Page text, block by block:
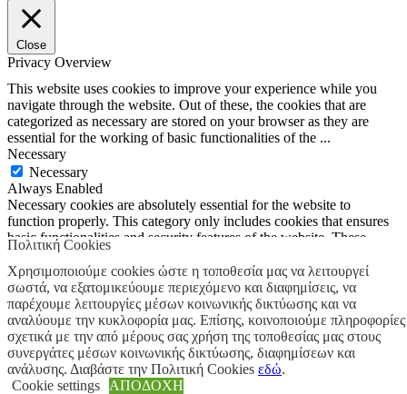
Πολιτική Cookies
Χρησιμοποιούμε cookies ώστε η τοποθεσία μας να λειτουργεί
σωστά, να εξατομικεύουμε περιεχόμενο και διαφημίσεις, να
παρέχουμε λειτουργίες μέσων κοινωνικής δικτύωσης και να
αναλύουμε την κυκλοφορία μας. Επίσης, κοινοποιούμε πληροφορίες
σχετικά με την από μέρους σας χρήση της τοποθεσίας μας στους
συνεργάτες μέσων κοινωνικής δικτύωσης, διαφημίσεων και
ανάλυσης. Διαβάστε την Πολιτική Cookies εδώ.
Cookie settings
ΑΠΟΔΟΧΗ
Close
Privacy Overview
This website uses cookies to improve your experience while you
navigate through the website. Out of these, the cookies that are
categorized as necessary are stored on your browser as they are
essential for the working of basic functionalities of the ...
Necessary
Necessary
Always Enabled
Necessary cookies are absolutely essential for the website to
function properly. This category only includes cookies that ensures
basic functionalities and security features of the website. These
cookies do not store any personal information.
Non-necessary
Non-necessary
Any cookies that may not be particularly necessary for the website
to function and is used specifically to collect user personal data via
analytics, ads, other embedded contents are termed as non-necessary
cookies. It is mandatory to procure user consent prior to running
these cookies on your website.
SAVE & ACCEPT